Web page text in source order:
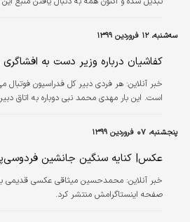
سه‌شنبه، ۱۲ فروردین ۱۳۹۹
کفاشیان درباره وزیر دست به افشاگری
خبر آنلاین: هر فردی دبیر کل فدراسیون فوتبال
است. این بار مهدی محمد نبی دوباره به اتاق
پنجشنبه، ۰۷ فروردین ۱۳۹۹
عکس| کنایه سنگین جانشین
خبر آنلاین: محمدحسین میثاقی عکسی قدیمی با
صفحه اینستاگرامش منتشر کرد.